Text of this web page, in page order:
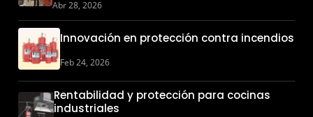
Abr 28, 2026
Innovación en protección contra incendios
Feb 24, 2026
Rentabilidad y protección para cocinas
industriales